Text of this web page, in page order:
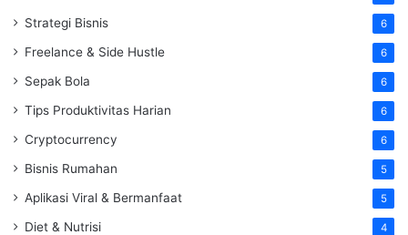
Strategi Bisnis 6
Freelance & Side Hustle 6
Sepak Bola 6
Tips Produktivitas Harian 6
Cryptocurrency 6
Bisnis Rumahan 5
Aplikasi Viral & Bermanfaat 5
Diet & Nutrisi 4